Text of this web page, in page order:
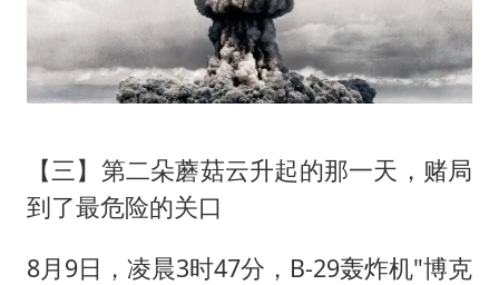
【三】第二朵蘑菇云升起的那一天，赌局
到了最危险的关口
8月9日，凌晨3时47分，B-29轰炸机"博克